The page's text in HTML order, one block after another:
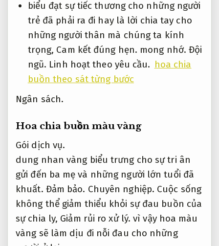
biểu đạt sự tiếc thương cho những người
trẻ đã phải ra đi hay là lời chia tay cho
những người thân mà chúng ta kính
trọng, Cam kết đúng hẹn. mong nhớ.Đội
ngũ. Linh hoạt theo yêu cầu. hoa chia
buồn theo sát từng bước
Ngân sách.
Hoa chia buồn màu vàng
Gói dịch vụ.
dung nhan vàng biểu trưng cho sự tri ân
gửi đến ba mẹ và những người lớn tuổi đã
khuất. Đảm bảo. Chuyên nghiệp. Cuộc sống
không thể giảm thiểu khỏi sự đau buồn của
sự chia ly, Giảm rủi ro xử lý. vì vậy hoa màu
vàng sẽ làm dịu đi nỗi đau cho những